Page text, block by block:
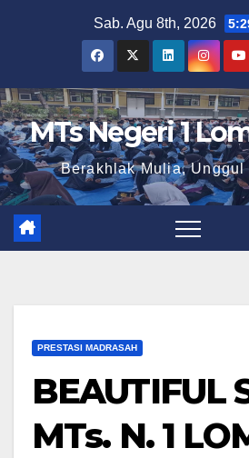
Sab. Agu 8th, 2026
MTs Negeri 1
Berakhlak Mulia, Unggul
PRESTASI MADRASAH
BEAUTIFUL
MTs. N. 1